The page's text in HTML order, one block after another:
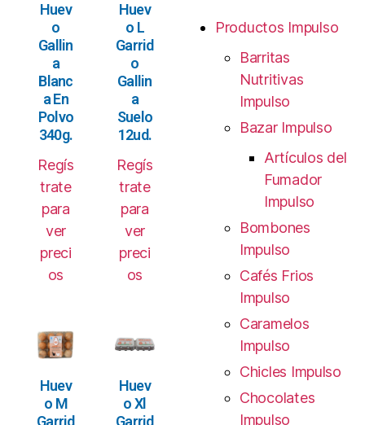
Huev
o
Gallin
a
Blanc
a En
Polvo
340g.
Regís
trate
para
ver
preci
os
Huev
o L
Garrid
o
Gallin
a
Suelo
12ud.
Regís
trate
para
ver
preci
os
Huev
o M
Garrid
Huev
o Xl
Garrid
Productos Impulso
Barritas
Nutritivas
Impulso
Bazar Impulso
Artículos del
Fumador
Impulso
Bombones
Impulso
Cafés Frios
Impulso
Caramelos
Impulso
Chicles Impulso
Chocolates
Impulso